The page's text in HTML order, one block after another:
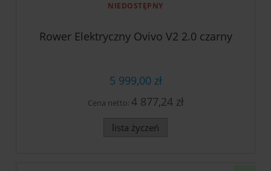
NIEDOSTĘPNY
Rower Elektryczny Ovivo V2 2.0 czarny
5 999,00 zł
Cena netto: 4 877,24 zł
lista życzeń